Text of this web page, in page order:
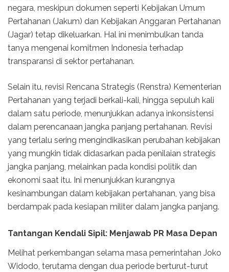
negara, meskipun dokumen seperti Kebijakan Umum
Pertahanan (Jakum) dan Kebijakan Anggaran Pertahanan
(Jagar) tetap dikeluarkan. Hal ini menimbulkan tanda
tanya mengenai komitmen Indonesia terhadap
transparansi di sektor pertahanan.
Selain itu, revisi Rencana Strategis (Renstra) Kementerian
Pertahanan yang terjadi berkali-kali, hingga sepuluh kali
dalam satu periode, menunjukkan adanya inkonsistensi
dalam perencanaan jangka panjang pertahanan. Revisi
yang terlalu sering mengindikasikan perubahan kebijakan
yang mungkin tidak didasarkan pada penilaian strategis
jangka panjang, melainkan pada kondisi politik dan
ekonomi saat itu. Ini menunjukkan kurangnya
kesinambungan dalam kebijakan pertahanan, yang bisa
berdampak pada kesiapan militer dalam jangka panjang.
Tantangan Kendali Sipil: Menjawab PR Masa Depan
Melihat perkembangan selama masa pemerintahan Joko
Widodo, terutama dengan dua periode berturut-turut